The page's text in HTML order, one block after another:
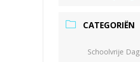
CATEGORIËN
Schoolvrije Dag